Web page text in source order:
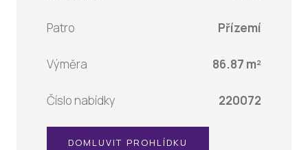
Patro Přízemí
Výměra 86.87 m²
Číslo nabídky 220072
DOMLUVIT PROHLÍDKU